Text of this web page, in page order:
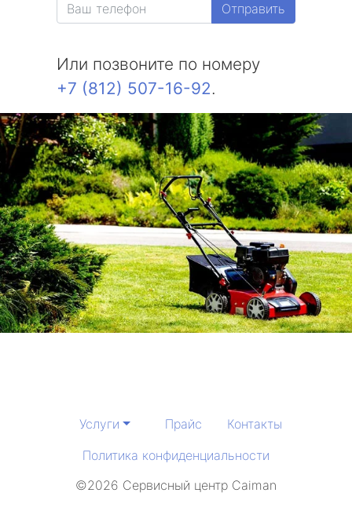
Отправить
Или позвоните по номеру
+7 (812) 507-16-92.
Услуги Прайс
Контакты
Политика конфиденциальности
©2026 Сервисный центр Caiman